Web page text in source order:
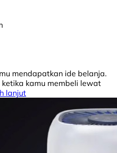
mendapatkan ide belanja.
kamu membeli lewat
lanjut